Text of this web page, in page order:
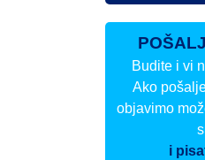
Budite i vi
Ako
objavimo
i